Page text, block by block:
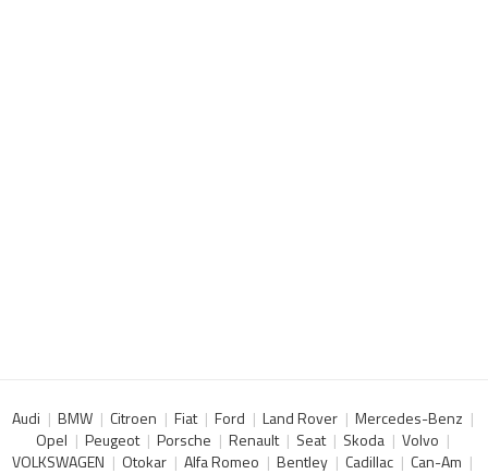
Audi BMW Citroen Fiat Ford Land Rover
Mercedes-Benz
Opel
Peugeot Porsche Renault Seat Skoda
Volvo
VOLKSWAGEN
Otokar Alfa Romeo Bentley Cadillac
Can-Am